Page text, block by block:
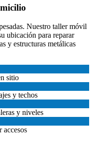
Nuestro taller móvil
ubicación para reparar
y estructuras metálicas
sitio
y techos
y niveles
accesos